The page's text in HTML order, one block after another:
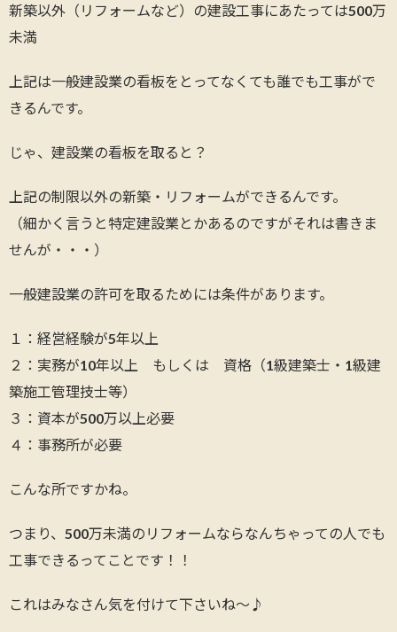
新築以外（リフォームなど）の建設工事にあたっては500万
未満
上記は一般建設業の看板をとってなくても誰でも工事がで
きるんです。
じゃ、建設業の看板を取ると？
上記の制限以外の新築・リフォームができるんです。
（細かく言うと特定建設業とかあるのですがそれは書きま
せんが・・・）
一般建設業の許可を取るためには条件があります。
１：経営経験が5年以上
２：実務が10年以上 もしくは 資格（1級建築士・1級建
築施工管理技士等）
３：資本が500万以上必要
４：事務所が必要
こんな所ですかね。
つまり、500万未満のリフォームならなんちゃっての人でも
工事できるってことです！！
これはみなさん気を付けて下さいね～♪